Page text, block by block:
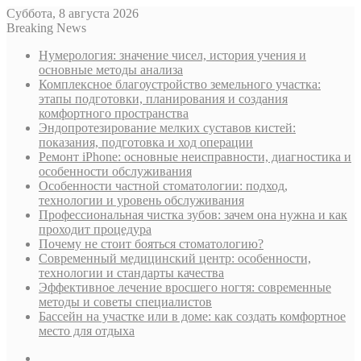
Суббота, 8 августа 2026
Breaking News
Нумерология: значение чисел, история учения и
основные методы анализа
Комплексное благоустройство земельного участка:
этапы подготовки, планирования и создания
комфортного пространства
Эндопротезирование мелких суставов кистей:
показания, подготовка и ход операции
Ремонт iPhone: основные неисправности, диагностика и
особенности обслуживания
Особенности частной стоматологии: подход,
технологии и уровень обслуживания
Профессиональная чистка зубов: зачем она нужна и как
проходит процедура
Почему не стоит бояться стоматологию?
Современный медицинский центр: особенности,
технологии и стандарты качества
Эффективное лечение вросшего ногтя: современные
методы и советы специалистов
Бассейн на участке или в доме: как создать комфортное
место для отдыха